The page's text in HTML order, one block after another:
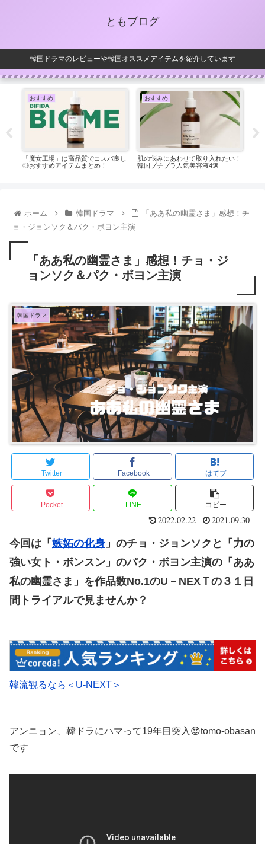
ともブログ
韓国ドラマのレビューや韓国オススメアイテムを紹介しています
おすすめ
「魔女工場」は高品質でコスパ良し
◎おすすめアイテムまとめ！
おすすめ
肌の悩みにあわせて取り入れたい！
韓国プチプラ人気美容液4選
ホーム 韓国ドラマ
「ああ私の幽霊さま」感想！チ
ョ・ジョンソク＆パク・ボヨン主演
「ああ私の幽霊さま」感想！チョ・ジ
ョンソク＆パク・ボヨン主演
韓国ドラマ
Twitter Facebook はてブ
Pocket LINE コピー
2022.02.22 2021.09.30
今回は「 嫉妬の化身 」のチョ・ジョンソクと「力の
強い女ト・ボンスン」のパク・ボヨン主演の「ああ
私の幽霊さま」を作品数No.1のU－NEXＴの３１日
間トライアルで見ませんか？
韓流観るなら＜U-NEXT＞
アンニョン、韓ドラにハマって19年目突入😍tomo-obasan
です